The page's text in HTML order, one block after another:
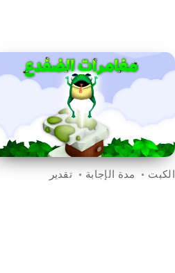
الكبت مدة الإجابة تقدير